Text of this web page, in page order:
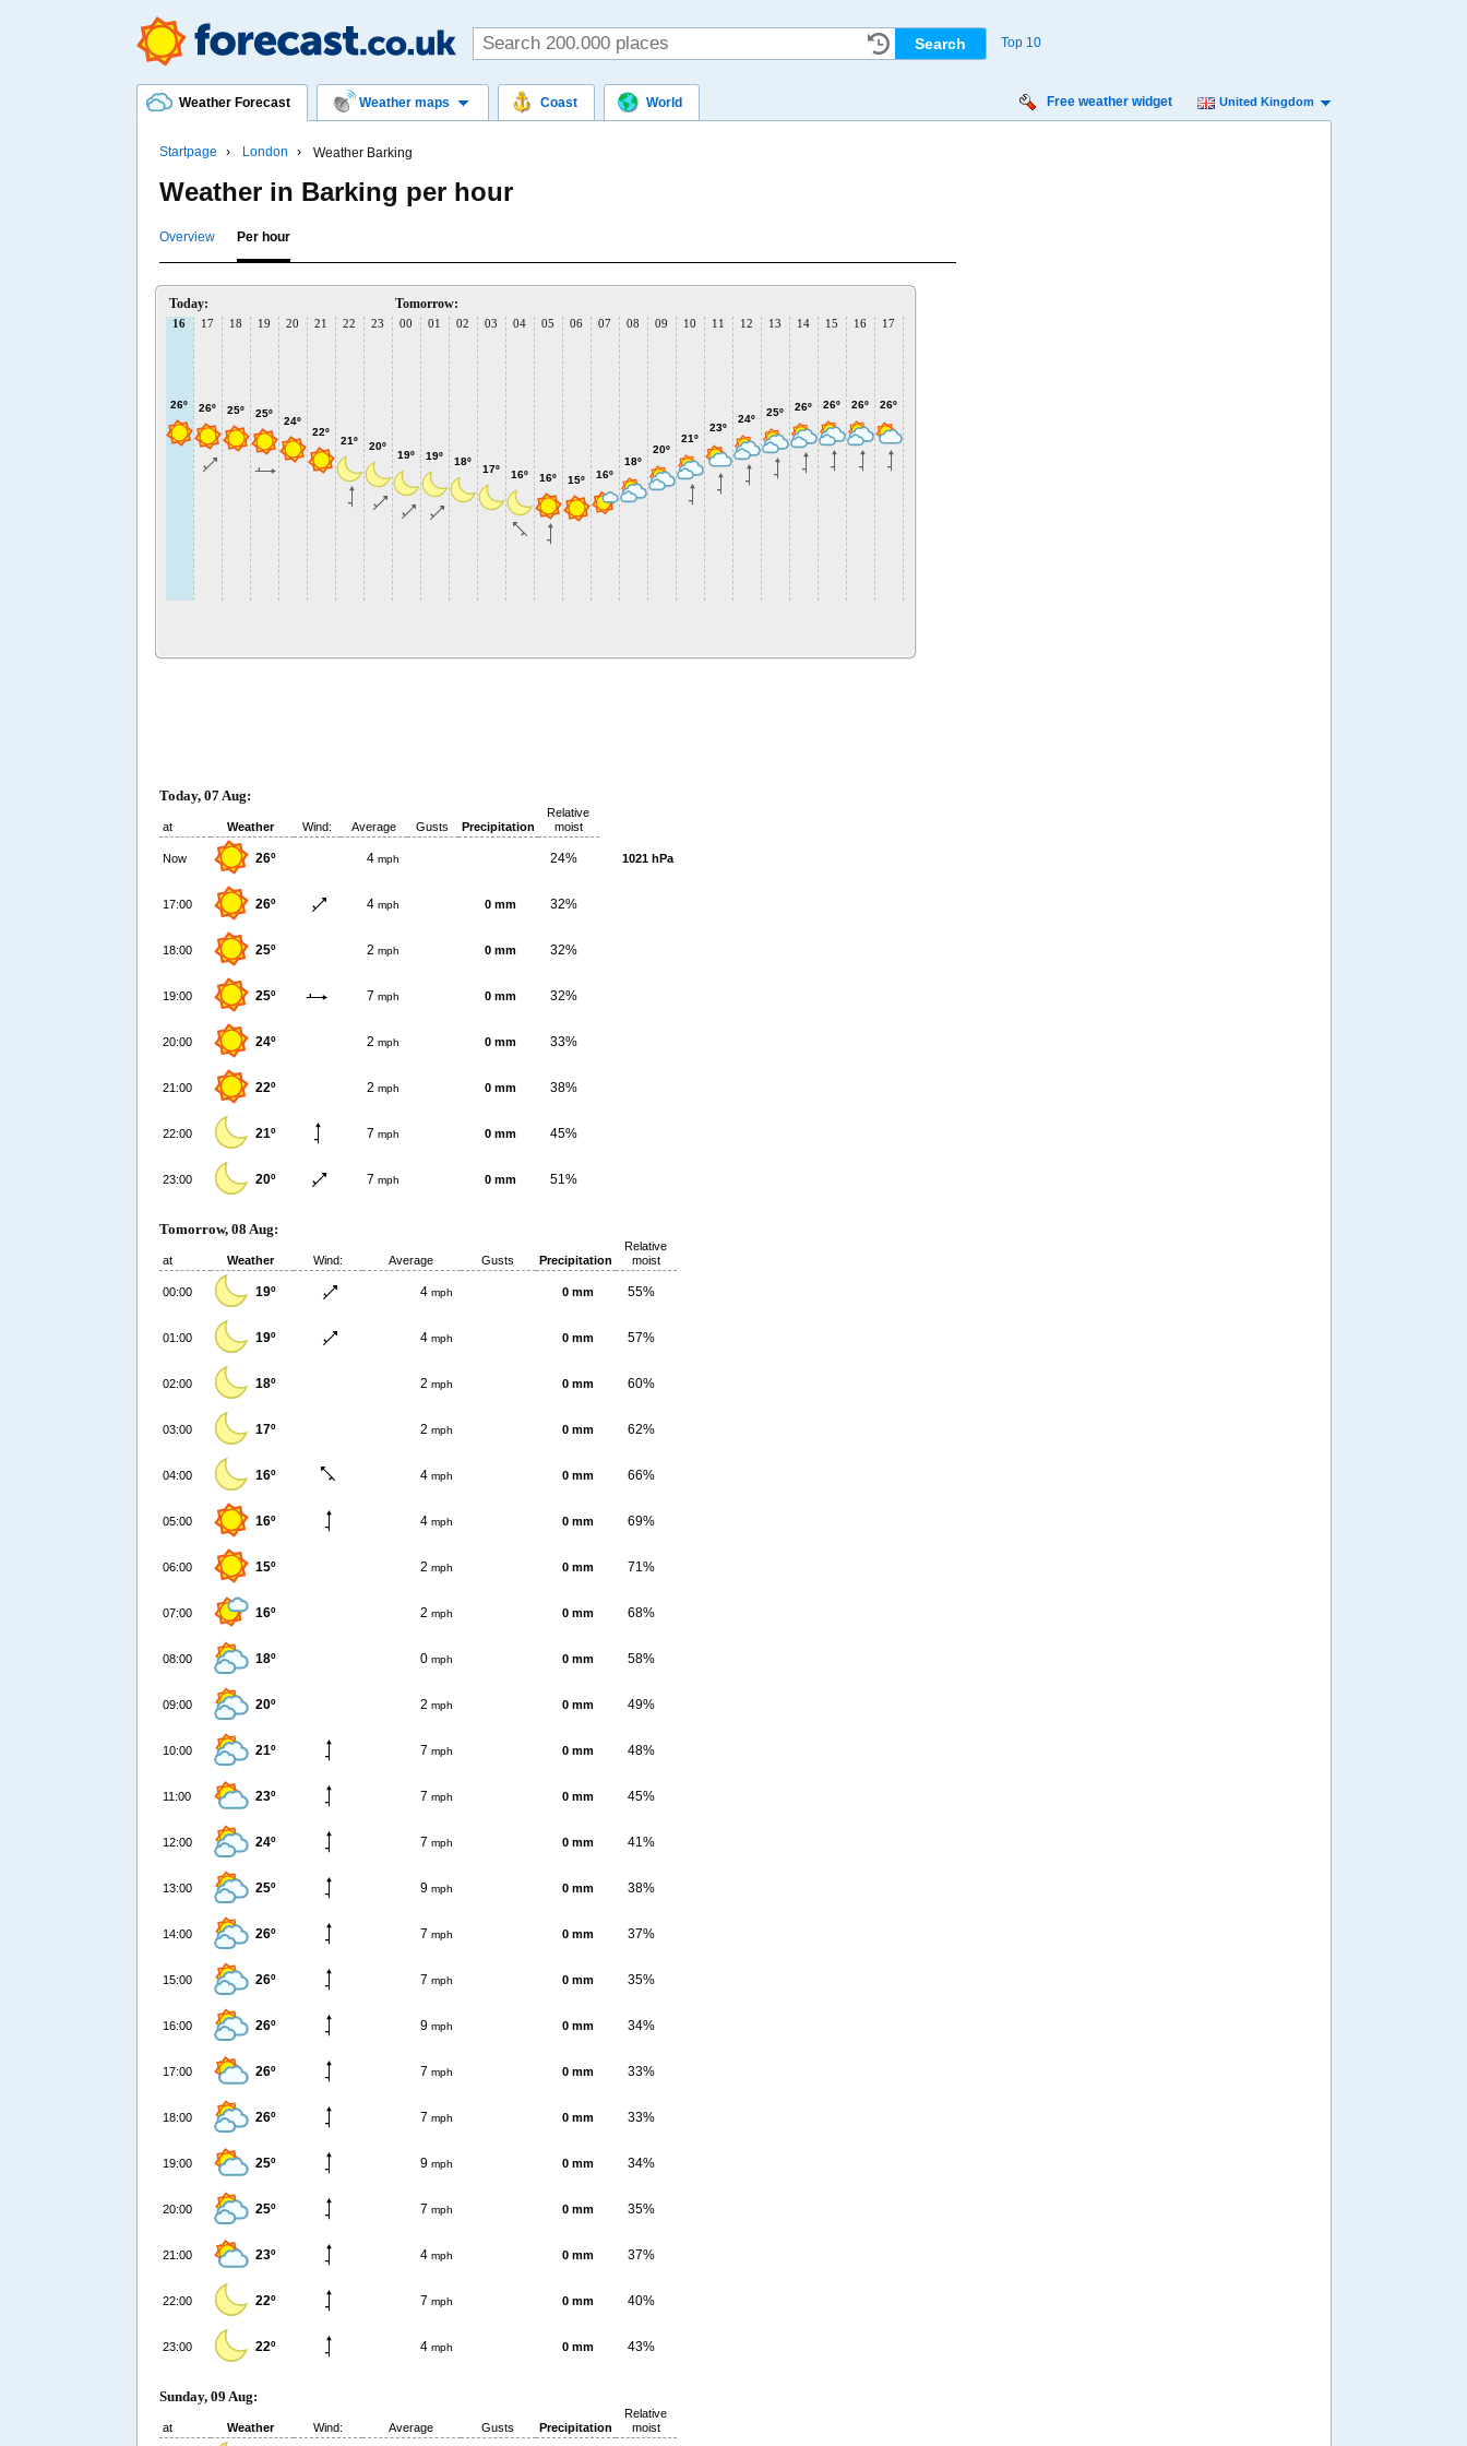
Top 10
Weather Forecast Weather maps Coast World Free weather widget United Kingdom
Startpage London Weather Barking
Weather in Barking per hour
Overview Per hour
Today:
16
26º
17
26º
18
25º
19
25º
20
24º
21
22º
22
21º
23
20º
Tomorrow:
00
19º
01
19º
02
18º
03
17º
04
16º
05
16º
06
15º
07
16º
08
18º
09
20º
10
21º
11
23º
12
24º
13
25º
14
26º
15
26º
16
26º
17
26º
Today, 07 Aug:
at Weather Wind: Average Gusts Precipitation
Relative
moist
Now 26º 4 mph 24% 1021 hPa
17:00 26º 4 mph 0 mm 32%
18:00 25º 2 mph 0 mm 32%
19:00 25º 7 mph 0 mm 32%
20:00 24º 2 mph 0 mm 33%
21:00 22º 2 mph 0 mm 38%
22:00 21º 7 mph 0 mm 45%
23:00 20º 7 mph 0 mm 51%
Tomorrow, 08 Aug:
at Weather Wind: Average Gusts Precipitation
Relative
moist
00:00 19º 4 mph 0 mm 55%
01:00 19º 4 mph 0 mm 57%
02:00 18º 2 mph 0 mm 60%
03:00 17º 2 mph 0 mm 62%
04:00 16º 4 mph 0 mm 66%
05:00 16º 4 mph 0 mm 69%
06:00 15º 2 mph 0 mm 71%
07:00 16º 2 mph 0 mm 68%
08:00 18º 0 mph 0 mm 58%
09:00 20º 2 mph 0 mm 49%
10:00 21º 7 mph 0 mm 48%
11:00 23º 7 mph 0 mm 45%
12:00 24º 7 mph 0 mm 41%
13:00 25º 9 mph 0 mm 38%
14:00 26º 7 mph 0 mm 37%
15:00 26º 7 mph 0 mm 35%
16:00 26º 9 mph 0 mm 34%
17:00 26º 7 mph 0 mm 33%
18:00 26º 7 mph 0 mm 33%
19:00 25º 9 mph 0 mm 34%
20:00 25º 7 mph 0 mm 35%
21:00 23º 4 mph 0 mm 37%
22:00 22º 7 mph 0 mm 40%
23:00 22º 4 mph 0 mm 43%
Sunday, 09 Aug:
at Weather Wind: Average Gusts Precipitation
Relative
moist